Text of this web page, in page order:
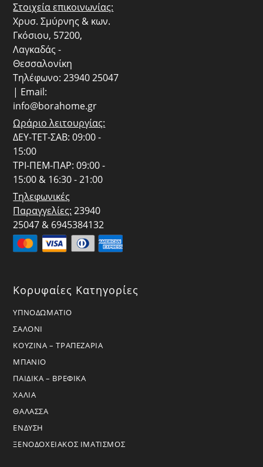
Στοιχεία επικοινωνίας:
Χρυσ. Σμύρνης & κων.
Γκόσιου, 57200,
Λαγκαδάς -
Θεσσαλονίκη
Τηλέφωνο: 23940 25047
| Email:
info@borahome.gr
Ωράριο λειτουργίας:
ΔΕΥ-ΤΕΤ-ΣΑΒ: 09:00 -
15:00
ΤΡΙ-ΠΕΜ-ΠΑΡ: 09:00 -
15:00 & 16:30 - 21:00
Τηλεφωνικές
Παραγγελίες: 23940
25047 & 6945384132
Κορυφαίες Κατηγορίες
ΥΠΝΟΔΩΜΑΤΙΟ
ΣΑΛΟΝΙ
ΚΟΥΖΙΝΑ – ΤΡΑΠΕΖΑΡΙΑ
ΜΠΑΝΙΟ
ΠΑΙΔΙΚΑ – ΒΡΕΦΙΚΑ
ΧΑΛΙΑ
ΘΑΛΑΣΣΑ
ΕΝΔΥΣΗ
ΞΕΝΟΔΟΧΕΙΑΚΟΣ ΙΜΑΤΙΣΜΟΣ